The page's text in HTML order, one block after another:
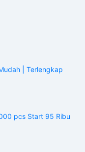
| Terlengkap
pcs Start 95 Ribu